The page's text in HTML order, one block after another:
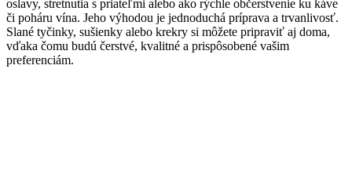
oslavy, stretnutia s priateľmi alebo ako rýchle občerstvenie ku káve
či poháru vína. Jeho výhodou je jednoduchá príprava a trvanlivosť.
Slané tyčinky, sušienky alebo krekry si môžete pripraviť aj doma,
vďaka čomu budú čerstvé, kvalitné a prispôsobené vašim
preferenciám.